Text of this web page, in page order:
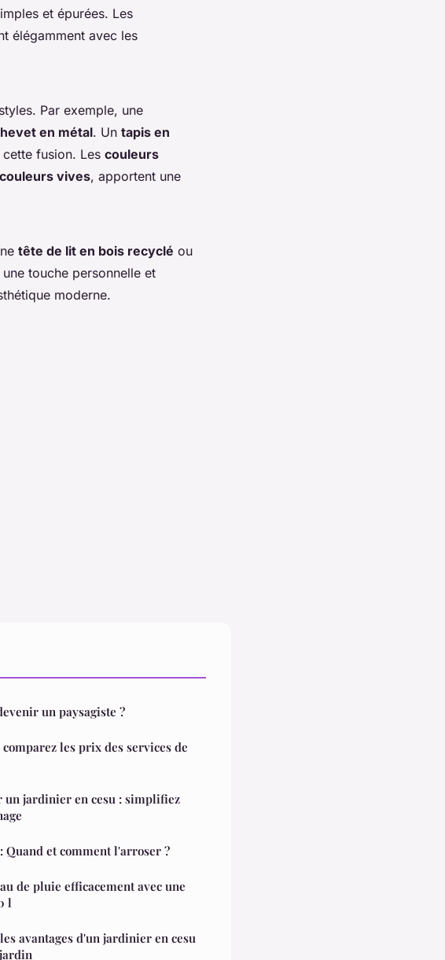
et épurées. Les
élégamment avec les
Par exemple, une
en métal. Un tapis en
fusion. Les couleurs
couleurs vives, apportent une
tête de lit en bois recyclé ou
touche personnelle et
moderne.
un paysagiste ?
les prix des services de
un jardinier en cesu : simplifiez
Quand et comment l'arroser ?
de pluie efficacement avec une
l
avantages d'un jardinier en cesu